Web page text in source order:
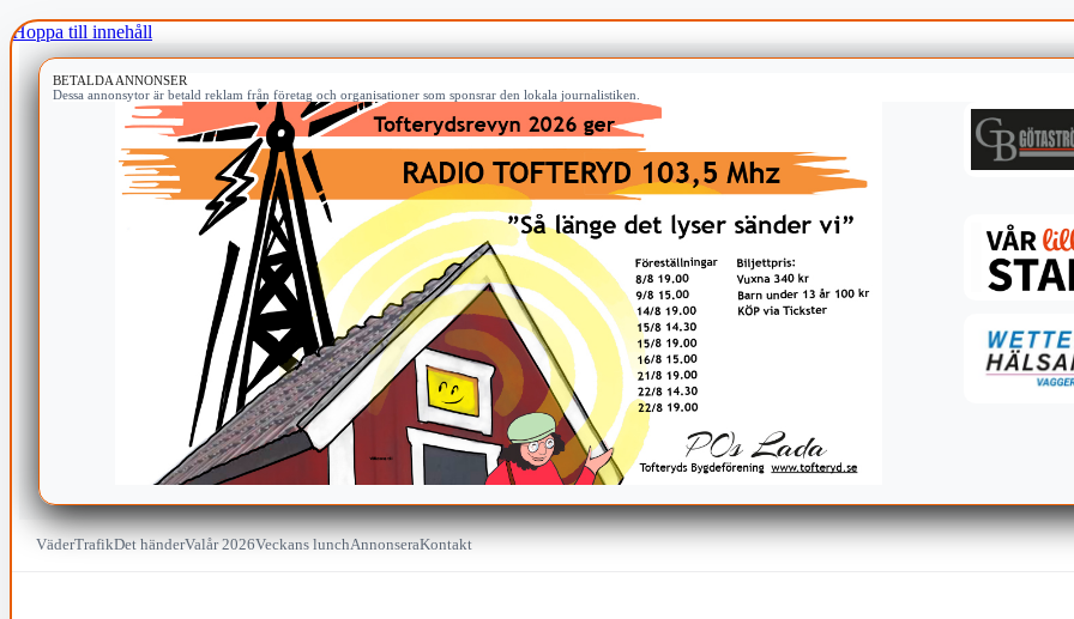
Hoppa till innehåll
BETALDA ANNONSER
Dessa annonsytor är betald reklam från företag och organisationer som sponsrar den lokala journalistiken.
VäderTrafikDet händerValår 2026Veckans lunchAnnonseraKontakt